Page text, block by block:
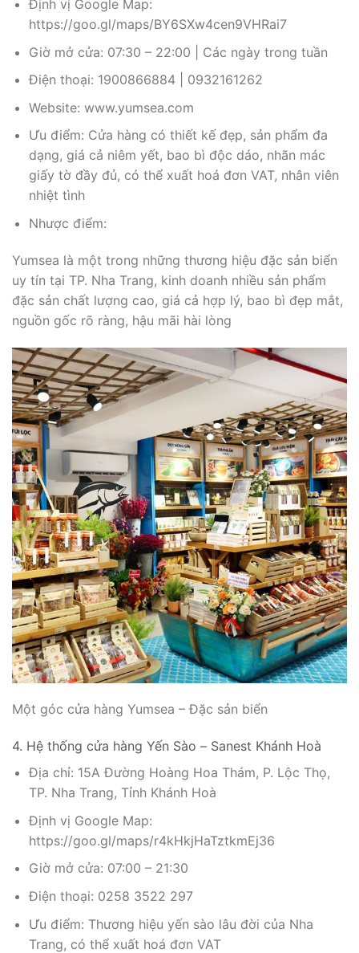
Định vị Google Map:
https://goo.gl/maps/BY6SXw4cen9VHRai7
Giờ mở cửa: 07:30 – 22:00 | Các ngày trong tuần
Điện thoại: 1900866884 | 0932161262
Website: www.yumsea.com
Ưu điểm: Cửa hàng có thiết kế đẹp, sản phẩm đa
dạng, giá cả niêm yết, bao bì độc dáo, nhãn mác
giấy tờ đầy đủ, có thể xuất hoá đơn VAT, nhân viên
nhiệt tình
Nhược điểm:
Yumsea là một trong những thương hiệu đặc sản biển
uy tín tại TP. Nha Trang, kinh doanh nhiều sản phẩm
đặc sản chất lượng cao, giá cả hợp lý, bao bì đẹp mắt,
nguồn gốc rõ ràng, hậu mãi hài lòng
Một góc cửa hàng Yumsea – Đặc sản biển
4. Hệ thống cửa hàng Yến Sào – Sanest Khánh Hoà
Địa chỉ: 15A Đường Hoàng Hoa Thám, P. Lộc Thọ,
TP. Nha Trang, Tỉnh Khánh Hoà
Định vị Google Map:
https://goo.gl/maps/r4kHkjHaTztkmEj36
Giờ mở cửa: 07:00 – 21:30
Điện thoại: 0258 3522 297
Ưu điểm: Thương hiệu yến sào lâu đời của Nha
Trang, có thể xuất hoá đơn VAT